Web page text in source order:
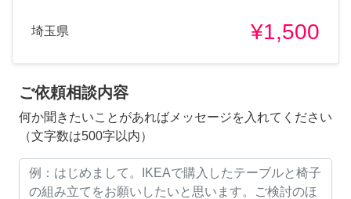
埼玉県 ¥1,500
ご依頼相談内容
何か聞きたいことがあればメッセージを入れてください
（文字数は500字以内）